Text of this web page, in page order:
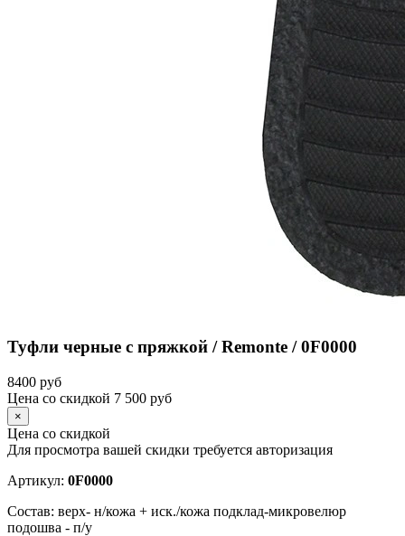
Туфли черные с пряжкой / Remonte / 0F0000
8400 руб
Цена со скидкой 7 500 руб
×
Цена со скидкой
Для просмотра вашей скидки требуется авторизация
Артикул: 0F0000
Состав: верх- н/кожа + иск./кожа подклад-микровелюр
подошва - п/у